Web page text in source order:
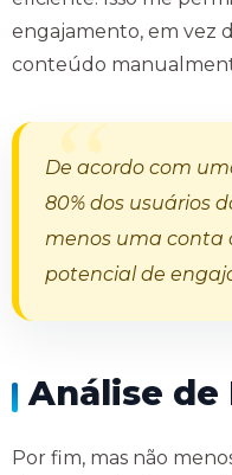
engajamento, em vez
conteúdo
De acordo com
80% dos usuários
menos uma conta
potencial de
Análise de
Por fim, mas não